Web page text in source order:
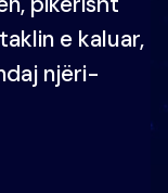
e kaluar,
njëri-